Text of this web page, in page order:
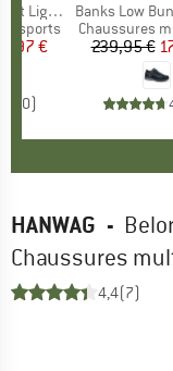
Low GTX
réduit
€
0)
Article
Banks Low
Product group
Chaussures
239,95 €
HANWAG -
Chaussures
4,4(7)